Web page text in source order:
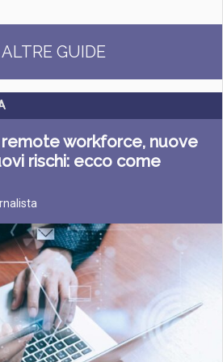
GUIDE
workforce, nuove
rischi: ecco come